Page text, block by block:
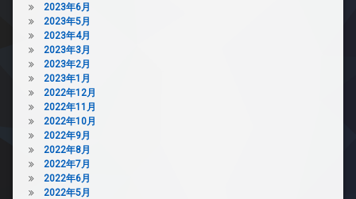
2023年6月
2023年5月
2023年4月
2023年3月
2023年2月
2023年1月
2022年12月
2022年11月
2022年10月
2022年9月
2022年8月
2022年7月
2022年6月
2022年5月